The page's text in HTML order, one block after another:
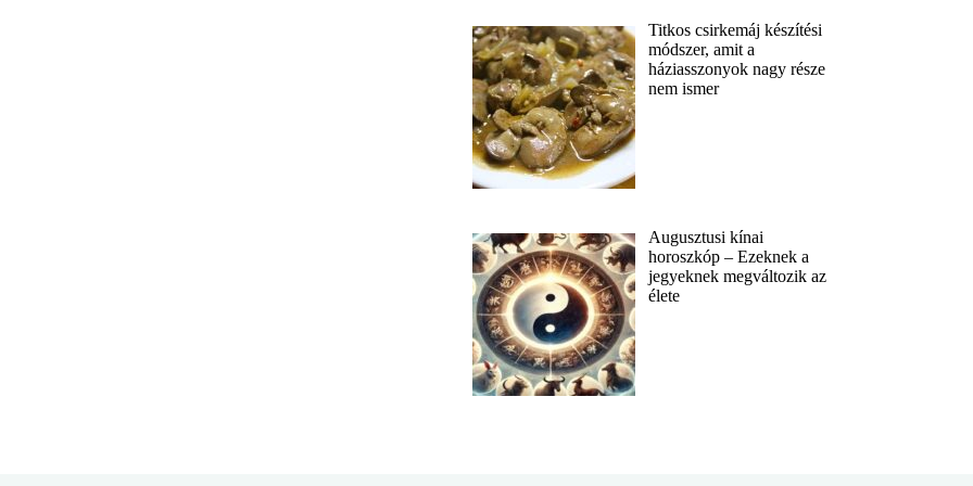
Titkos csirkemáj készítési
módszer, amit a
háziasszonyok nagy része
nem ismer
Augusztusi kínai
horoszkóp – Ezeknek a
jegyeknek megváltozik az
élete